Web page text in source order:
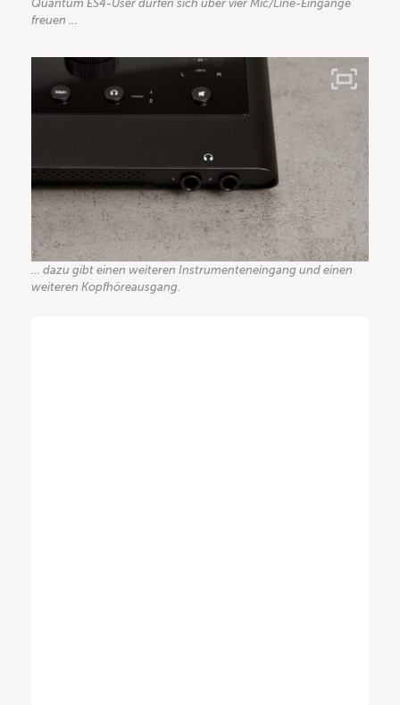
Quantum ES4-User dürfen sich über vier Mic/Line-Eingänge
freuen …
… dazu gibt einen weiteren Instrumenteneingang und einen
weiteren Kopfhöreausgang.